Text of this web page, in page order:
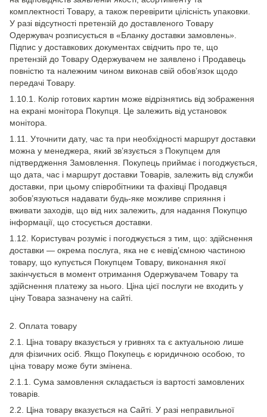
комплектності Товару, а також перевірити цілісність упаковки.
У разі відсутності претензій до доставленого Товару
Одержувач розписується в «Бланку доставки замовлень».
Підпис у доставкових документах свідчить про те, що
претензій до Товару Одержувачем не заявлено і Продавець
повністю та належним чином виконав свій обов’язок щодо
передачі Товару.
1.10.1. Колір готових картин може відрізнятись від зображення
на екрані монітора Покупця. Це залежить від установок
монітора.
1.11. Уточнити дату, час та при необхідності маршрут доставки
можна у менеджера, який зв’язується з Покупцем для
підтвердження Замовлення. Покупець приймає і погоджується,
що дата, час і маршрут доставки Товарів, залежить від служби
доставки, при цьому співробітники та фахівці Продавця
зобов’язуються надавати будь-яке можливе сприяння і
вживати заходів, що від них залежить, для надання Покупцю
інформації, що стосується доставки.
1.12. Користувач розуміє і погоджується з тим, що: здійснення
доставки — окрема послуга, яка не є невід’ємною частиною
товару, що купується Покупцем Товару, виконання якої
закінчується в момент отримання Одержувачем Товару та
здійснення платежу за нього. Ціна цієї послуги не входить у
ціну Товара зазначену на сайті.
2. Оплата товару
2.1. Ціна товару вказується у гривнях та є актуальною лише
для фізичних осіб. Якщо Покупець є юридичною особою, то
ціна товару може бути змінена.
2.1.1. Сума замовлення складається із вартості замовлених
товарів.
2.2. Ціна товару вказується на Сайті. У разі неправильної